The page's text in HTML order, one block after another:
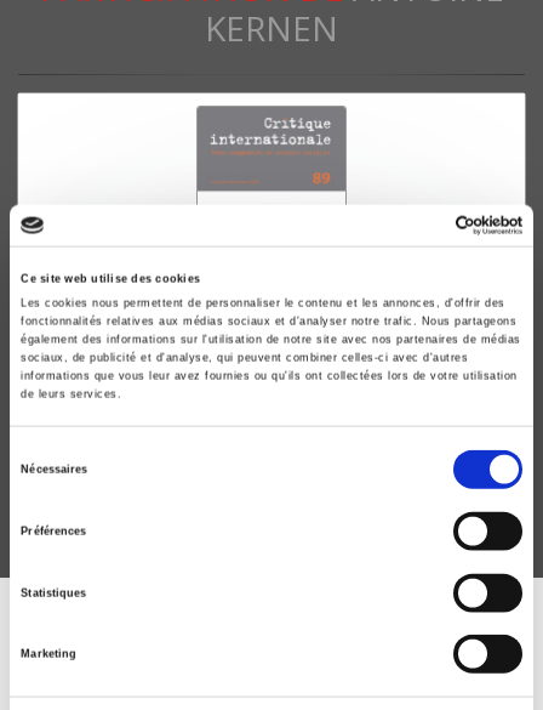
Ce site web utilise des cookies
Les cookies nous permettent de personnaliser le contenu et les annonces, d'offrir des
fonctionnalités relatives aux médias sociaux et d'analyser notre trafic. Nous partageons
également des informations sur l'utilisation de notre site avec nos partenaires de médias
sociaux, de publicité et d'analyse, qui peuvent combiner celles-ci avec d'autres
informations que vous leur avez fournies ou qu'ils ont collectées lors de votre utilisation
de leurs services.
Nécessaires
Préférences
Statistiques
Marketing
KERNEN
Critique internationale 89 - Etats d'émergence en
Afrique
Antoine Kernen, Guive Khan-Mohammad
ABONNEZ-VOUS À NOS
REVUES